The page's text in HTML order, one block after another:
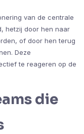
van de centrale
hetzij door hen naar
of door hen terug
Deze
te reageren op de
die